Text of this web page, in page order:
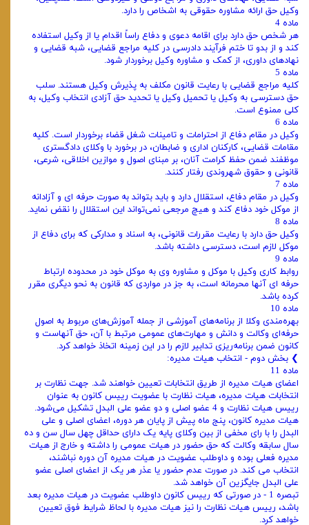
وکیل حق ارائه مشاوره حقوقی به اشخاص را دارد.
ماده 4
هر شخص حق دارد برای اقامه دعوی و دفاع راساً اقدام یا از وکیل استفاده
کند و از بدو تا ختم فرآیند دادرسی در کلیه مراجع قضایی، شبه قضایی و
نهادهای داوری، از کمک و مشاوره وکیل برخوردار شود.
ماده 5
کلیه مراجع قضایی با رعایت قانون مکلف به پذیرش وکیل هستند. سلب
حق دسترسی به وکیل یا تحمیل وکیل یا تحدید حق آزادی انتخاب وکیل، به
کلی ممنوع است.
ماده 6
وکیل در مقام دفاع از احترامات و تامینات شغل قضاء برخوردار است. کلیه
مقامات قضایی، کارکنان اداری و ضابطان، در برخورد با وکلای دادگستری
موظفند ضمن حفظ کرامت آنان، بر مبنای اصول و موازین اخلاقی، شرعی،
قانونی و حقوق شهروندی رفتار کنند.
ماده 7
وکیل در مقام دفاع، استقلال دارد و باید بتواند به ‌صورت حرفه ‌ای و آزادانه
از موکل خود دفاع کند و هیچ مرجعی نمی‌تواند این استقلال را نقض نماید.
ماده 8
وکیل حق دارد با رعایت مقررات قانونی، به اسناد و مدارکی که برای دفاع از
موکل لازم است، دسترسی داشته باشد.
ماده 9
روابط کاری وکیل با موکل و مشاوره وی به موکل خود در محدوده ارتباط
حرفه ‌ای آنها محرمانه است، به جز در مواردی که قانون به نحو دیگری مقرر
کرده باشد.
ماده 10
بهره‌مندی وکلا از برنامه‌های آموزشی از جمله آموزش‌های مربوط به اصول
حرفه‌ای وکالت و دانش و مهارت‌های عمومی مرتبط با آن، حق آنهاست و
کانون ضمن برنامه‌ریزی تدابیر لازم را در این زمینه اتخاذ خواهد کرد.
❯ بخش دوم - انتخاب هیات‌ مدیره:
ماده 11
اعضای هیات ‌مدیره از طریق انتخابات تعیین خواهند شد. جهت نظارت بر
انتخابات هیات ‌مدیره، هیات نظارت با عضویت رییس کانون به ‌عنوان
رییس هیات نظارت و 4 عضو اصلی و دو عضو علی‌ البدل تشکیل می‌شود.
هیات ‌مدیره کانون، پنج ماه پیش از پایان هر دوره، اعضای اصلی و علی
البدل را با رای مخفی از بین وکلای پایه یک دارای حداقل چهل سال سن و ده
سال سابقه وکالت که حق حضور در هیات عمومی را داشته و خارج از هیات
‌مدیره فعلی بوده و داوطلب عضویت در هیات ‌مدیره آن دوره نباشند،
انتخاب می کند. در صورت عدم حضور یا عذر هر یک از اعضای اصلی عضو
علی البدل جایگزین آن خواهد شد.
تبصره 1 - در صورتی ‌که رییس کانون داوطلب عضویت در هیات‌ مدیره بعد
باشد، رییس هیات نظارت را نیز هیات ‌مدیره با لحاظ شرایط فوق تعیین
خواهد کرد.